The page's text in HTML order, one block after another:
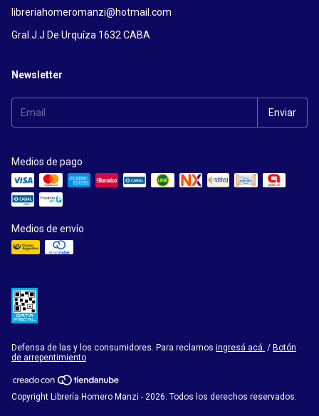
libreriahomeromanzi@hotmail.com
Gral.J.J De Urquíza 1632 CABA
Newsletter
Medios de pago
Medios de envío
Defensa de las y los consumidores. Para reclamos ingresá acá. / Botón
de arrepentimiento
Copyright Librería Homero Manzi - 2026. Todos los derechos reservados.